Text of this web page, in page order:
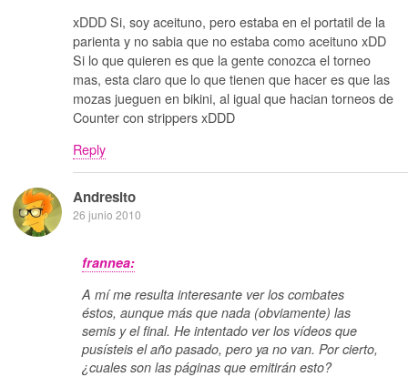
xDDD Si, soy aceituno, pero estaba en el portatil de la
parienta y no sabia que no estaba como aceituno xDD
Si lo que quieren es que la gente conozca el torneo
mas, esta claro que lo que tienen que hacer es que las
mozas jueguen en bikini, al igual que hacian torneos de
Counter con strippers xDDD
Reply
Andresito
26 junio 2010
frannea:
A mí me resulta interesante ver los combates
éstos, aunque más que nada (obviamente) las
semis y el final. He intentado ver los vídeos que
pusísteis el año pasado, pero ya no van. Por cierto,
¿cuales son las páginas que emitirán esto?